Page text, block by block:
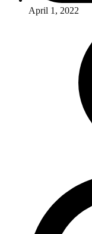
April 1, 2022